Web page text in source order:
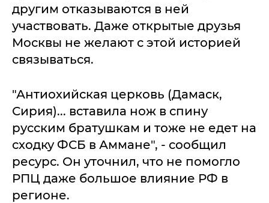
другим отказываются в ней
участвовать. Даже открытые друзья
Москвы не желают с этой историей
связываться.
"Антиохийская церковь (Дамаск,
Сирия)... вставила нож в спину
русским братушкам и тоже не едет на
сходку ФСБ в Аммане", - сообщил
ресурс. Он уточнил, что не помогло
РПЦ даже большое влияние РФ в
регионе.